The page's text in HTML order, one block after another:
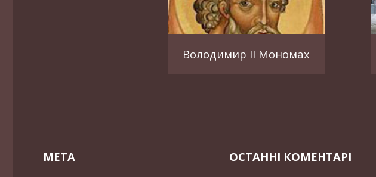
Володимир ІІ Мономах
МЕТА ОСТАННІ КОМЕНТАРІ